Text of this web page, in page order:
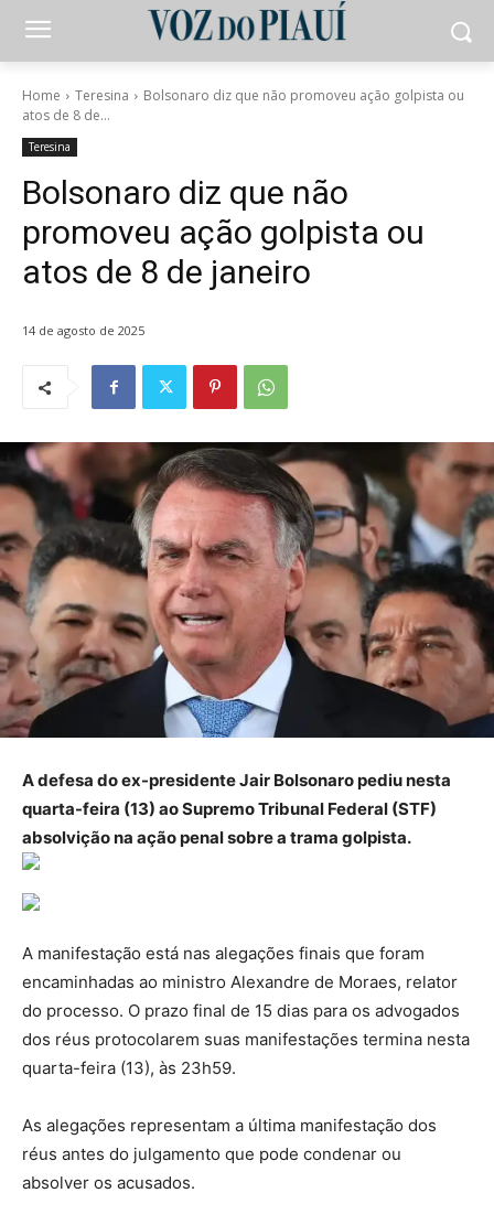
Home Teresina
Bolsonaro diz que não promoveu ação golpista ou
atos de 8 de...
Teresina
Bolsonaro diz que não
promoveu ação golpista ou
atos de 8 de janeiro
14 de agosto de 2025
A defesa do ex-presidente Jair Bolsonaro pediu nesta
quarta-feira (13) ao Supremo Tribunal Federal (STF)
absolvição na ação penal sobre a trama golpista.
A manifestação está nas alegações finais que foram
encaminhadas ao ministro Alexandre de Moraes, relator
do processo. O prazo final de 15 dias para os advogados
dos réus protocolarem suas manifestações termina nesta
quarta-feira (13), às 23h59.
As alegações representam a última manifestação dos
réus antes do julgamento que pode condenar ou
absolver os acusados.